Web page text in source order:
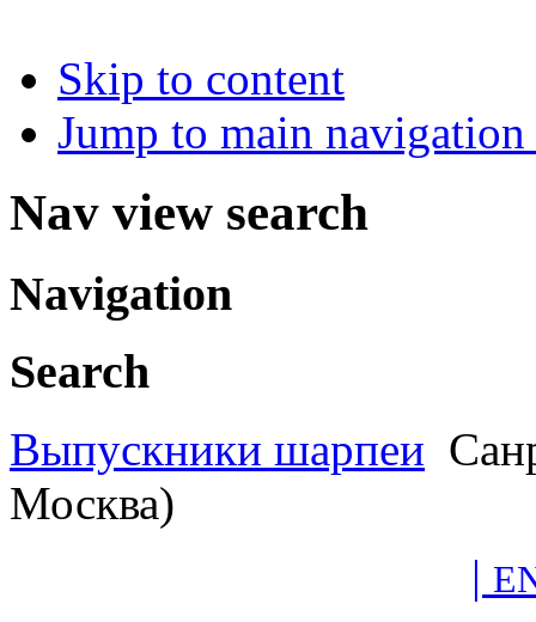
Skip to content
Jump to main
Nav view search
Navigation
Search
Выпускники шарпеи
Москва)
|